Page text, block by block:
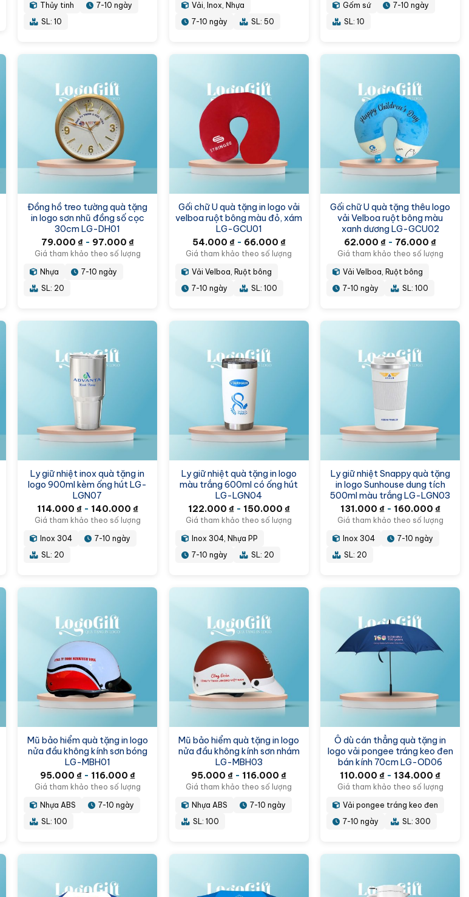
Thủy tinh
7-10 ngày
SL: 10
Vải, Inox, Nhựa
7-10 ngày
SL: 50
Gốm sứ
7-10 ngày
SL: 10
Đồng hồ treo tường quà tặng
in logo sơn nhũ đồng số cọc
30cm LG-DH01
79.000 ₫- 97.000 ₫
Giá tham khảo theo số lượng
Nhựa
7-10 ngày
SL: 20
Gối chữ U quà tặng in logo vải
velboa ruột bông màu đỏ, xám
LG-GCU01
54.000 ₫- 66.000 ₫
Giá tham khảo theo số lượng
Vải Velboa, Ruột bông
7-10 ngày
SL: 100
Gối chữ U quà tặng thêu logo
vải Velboa ruột bông màu
xanh dương LG-GCU02
62.000₫ - 76.000₫
Giá tham khảo theo số lượng
Vải Velboa, Ruột bông
7-10 ngày
SL: 100
Ly giữ nhiệt inox quà tặng in
logo 900ml kèm ống hút LG-
LGN07
114.000 ₫- 140.000 ₫
Giá tham khảo theo số lượng
Inox 304
7-10 ngày
SL: 20
Ly giữ nhiệt quà tặng in logo
màu trắng 600ml có ống hút
LG-LGN04
122.000 ₫- 150.000 ₫
Giá tham khảo theo số lượng
Inox 304, Nhựa PP
7-10 ngày
SL: 20
Ly giữ nhiệt Snappy quà tặng
in logo Sunhouse dung tích
500ml màu trắng LG-LGN03
131.000 ₫- 160.000 ₫
Giá tham khảo theo số lượng
Inox 304
7-10 ngày
SL: 20
Mũ bảo hiểm quà tặng in logo
nửa đầu không kính sơn bóng
LG-MBH01
95.000 ₫- 116.000 ₫
Giá tham khảo theo số lượng
Nhựa ABS
7-10 ngày
SL: 100
Mũ bảo hiểm quà tặng in logo
nửa đầu không kính sơn nhám
LG-MBH03
95.000₫ - 116.000₫
Giá tham khảo theo số lượng
Nhựa ABS
7-10 ngày
SL: 100
Ô dù cán thẳng quà tặng in
logo vải pongee tráng keo đen
bán kính 70cm LG-OD06
110.000₫ - 134.000₫
Giá tham khảo theo số lượng
Vải pongee tráng keo đen
7-10 ngày
SL: 300